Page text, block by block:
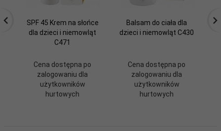
SPF 45 Krem na słońce
dla dzieci i niemowląt
C471
Cena dostępna po
zalogowaniu dla
użytkowników
hurtowych
Balsam do ciała dla
dzieci i niemowląt C430
Cena dostępna po
zalogowaniu dla
użytkowników
hurtowych